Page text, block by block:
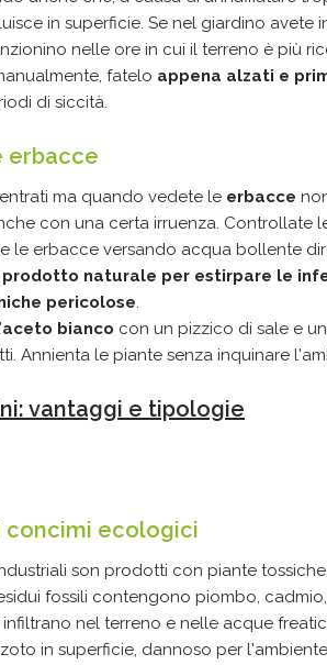
in superficie. Se nel giardino avete
nelle ore in cui il terreno è più
fatelo appena alzati e
di siccità.
erbacce
ma quando vedete le erbacce
con una certa irruenza. Controllate
le erbacce versando acqua bollente
prodotto naturale per estirpare le
pericolose.
aceto bianco con un pizzico di sale e
Annienta le piante senza inquinare
vantaggi e tipologie
concimi ecologici
son prodotti con piante
fossili contengono piombo,
infiltrano nel terreno e nelle acque
in superficie, dannoso per